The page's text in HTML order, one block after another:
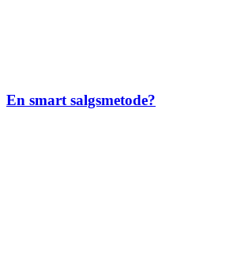
En smart salgsmetode?